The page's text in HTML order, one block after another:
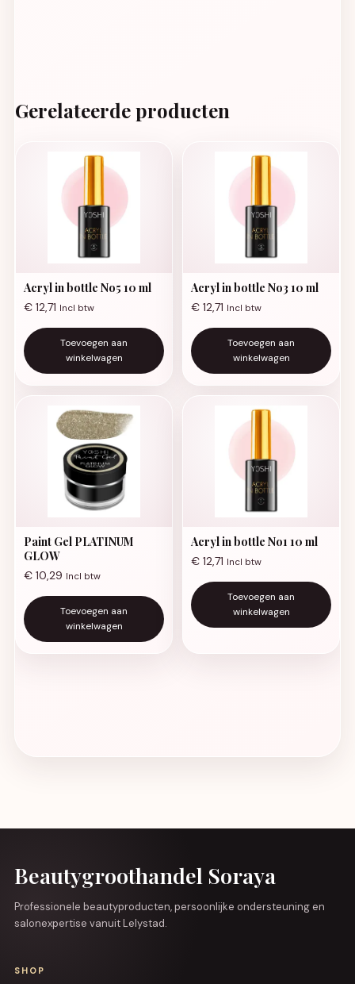
Gerelateerde producten
Acryl in bottle No5 10 ml
€ 12,71 Incl btw
Toevoegen aan
winkelwagen
Acryl in bottle No3 10 ml
€ 12,71 Incl btw
Toevoegen aan
winkelwagen
Paint Gel PLATINUM
GLOW
€ 10,29 Incl btw
Toevoegen aan
winkelwagen
Acryl in bottle No1 10 ml
€ 12,71 Incl btw
Toevoegen aan
winkelwagen
Beautygroothandel Soraya
Professionele beautyproducten, persoonlijke ondersteuning en
salonexpertise vanuit Lelystad.
SHOP